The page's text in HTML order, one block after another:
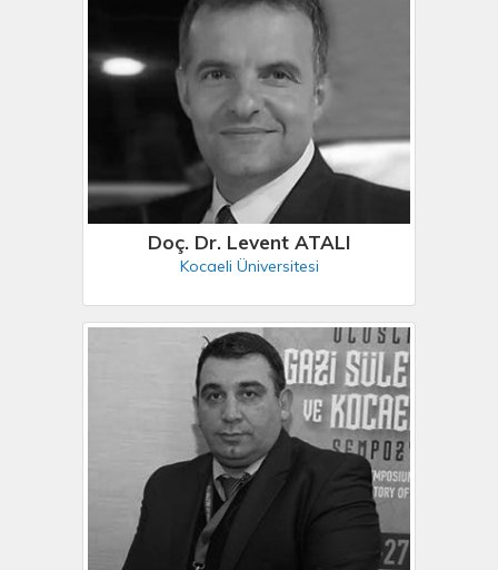
Doç. Dr. Levent ATALI
Kocaeli Üniversitesi